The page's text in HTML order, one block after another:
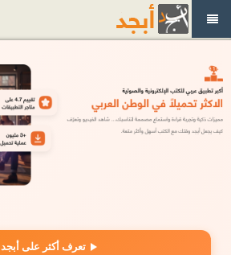
تعرف أكثر على أبجد